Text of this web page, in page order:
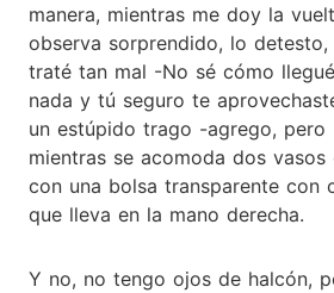
manera, mientras me doy la
observa sorprendido, lo
traté tan mal -No sé cómo
nada y tú seguro te
un estúpido trago -agrego, pero
mientras se acomoda dos
con una bolsa transparente con
que lleva en la mano derecha.
Y no, no tengo ojos de halcón,